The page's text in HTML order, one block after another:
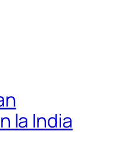
la India